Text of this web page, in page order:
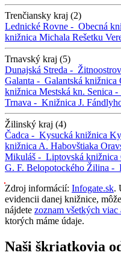
Trenčiansky kraj (2)
Lednické Rovne - Obecná
knižnica Michala Rešetku
Trnavský kraj (5)
Dunajská Streda -
Galanta - Galantská knižnica
knižnica Mestská kn. Senica -
Trnava - Knižnica J.
Žilinský kraj (4)
Čadca - Kysucká knižnica
knižnica A. Habovštiaka
Mikuláš - Liptovská knižnica
G. F. Belopotockého Žilina -
Zdroj informácií: Infogate.sk.
evidencii danej knižnice,
nájdete zoznam všetkých
ktorých máme údaje.
Naši škriatkovia